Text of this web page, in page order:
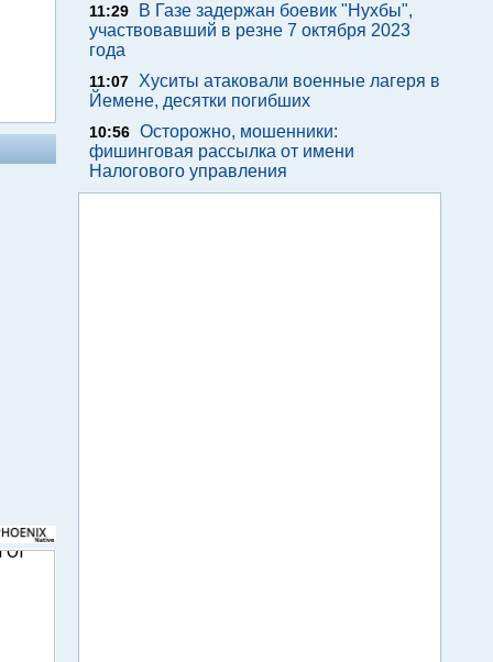
11:29
В Газе задержан боевик "Нухбы",
участвовавший в резне 7 октября 2023
года
11:07
Хуситы атаковали военные лагеря в
Йемене, десятки погибших
10:56 Осторожно, мошенники:
фишинговая рассылка от имени
Налогового управления